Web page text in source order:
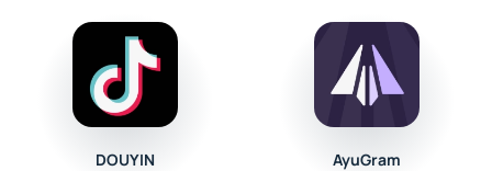
DOUYIN AyuGram